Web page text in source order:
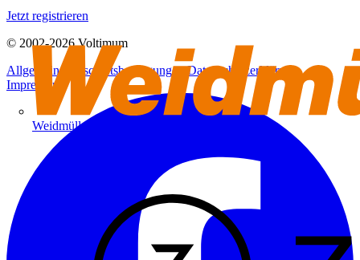
Weidmüller
Jetzt registrieren
© 2002-2026Voltimum
Allgemeine GeschäftsbedingungenDatenschutzerklärung
Impressum